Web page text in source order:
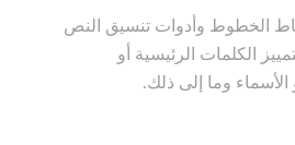
الخطوط وأدوات تنسيق النص
الكلمات الرئيسية أو
وما إلى ذلك.